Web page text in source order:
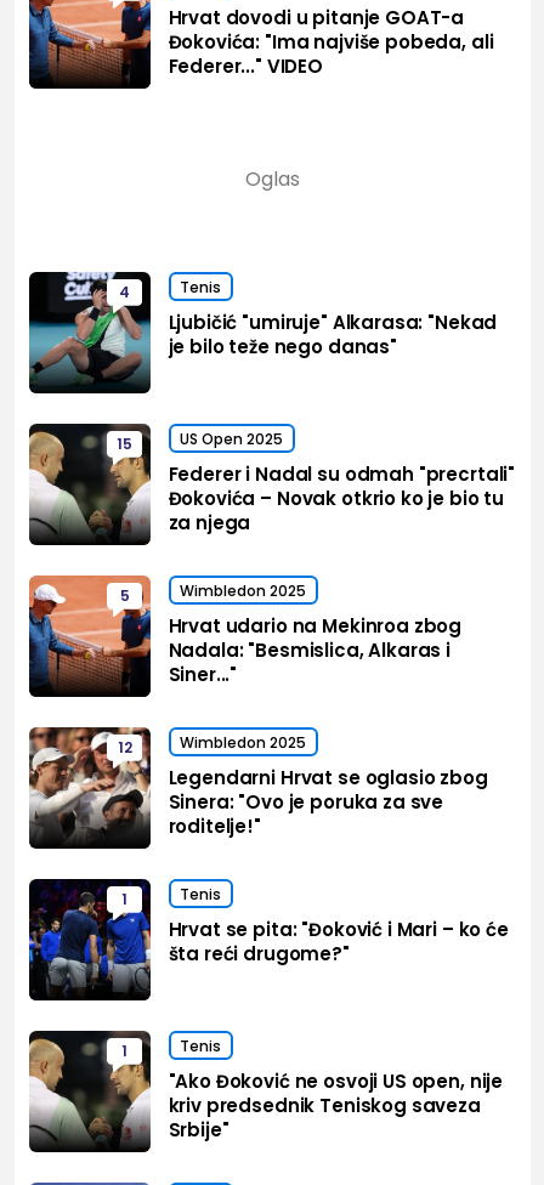
Hrvat dovodi u pitanje GOAT-a
Đokovića: "Ima najviše pobeda, ali
Federer..." VIDEO
4 Tenis
Ljubičić "umiruje" Alkarasa: "Nekad
je bilo teže nego danas"
15 US Open 2025
Federer i Nadal su odmah "precrtali"
Đokovića – Novak otkrio ko je bio tu
za njega
5 Wimbledon 2025
Hrvat udario na Mekinroa zbog
Nadala: "Besmislica, Alkaras i
Siner..."
12 Wimbledon 2025
Legendarni Hrvat se oglasio zbog
Sinera: "Ovo je poruka za sve
roditelje!"
1 Tenis
Hrvat se pita: "Đoković i Mari – ko će
šta reći drugome?"
1 Tenis
"Ako Đoković ne osvoji US open, nije
kriv predsednik Teniskog saveza
Srbije"